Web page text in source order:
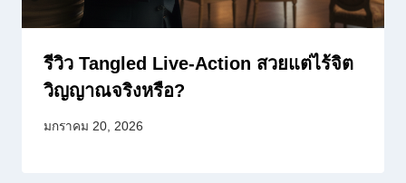
รีวิว Tangled Live-Action สวยแต่ไร้จิต
วิญญาณจริงหรือ?
มกราคม 20, 2026